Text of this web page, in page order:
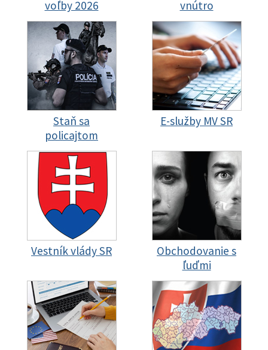
voľby 2026 vnútro
Staň sa
policajtom
E-služby MV SR
Vestník vlády SR
Obchodovanie s
ľuďmi